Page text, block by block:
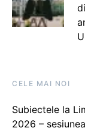
CELE MAI NOI
Subiectele la
2026 –